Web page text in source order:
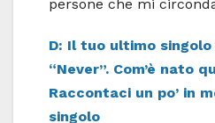
persone che mi
D: Il tuo ultimo
“Never”. Com’è nato
Raccontaci un po’ in
singolo